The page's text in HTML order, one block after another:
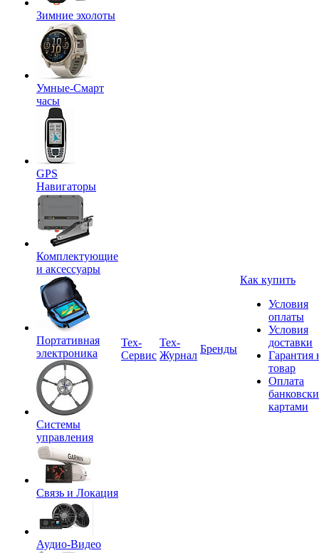
Зимние эхолоты
Умные-Смарт
часы
GPS
Навигаторы
Комплектующие
и аксессуары
Портативная
электроника
Системы
управления
Связь и Локация
Аудио-Видео
Tex-
Сервис
Тех-
Журнал
Бренды
Как купить
Условия
оплаты
Условия
доставки
Гарантия
товар
Оплата
картами